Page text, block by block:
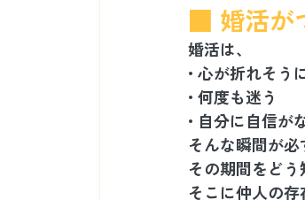
■ 婚活が
婚活は、
• 心が折れそう
• 何度も迷う
• 自分に自信が
そんな瞬間が必
その期間をどう
そこに仲人の存